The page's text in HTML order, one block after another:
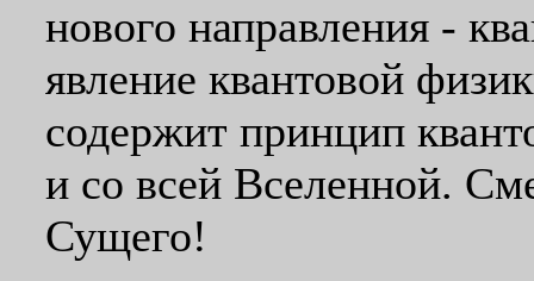
нового направления -
явление квантовой
содержит принцип
и со всей Вселенной.
Сущего!